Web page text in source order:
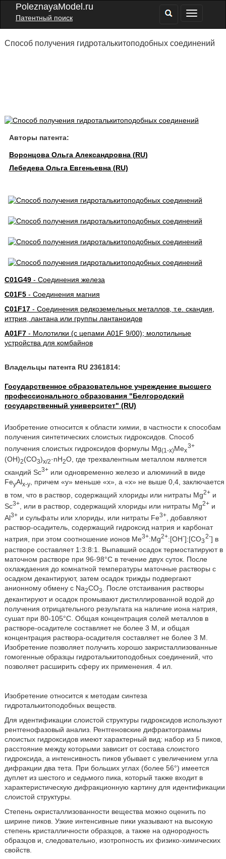
PoleznayaModel.ru
Патентный поиск
Способ получения гидроталькитоподобных соединений
Авторы патента:
Воронцова Ольга Александровна (RU)
Лебедева Ольга Евгеньевна (RU)
C01G49- Соединения железа
C01F5- Соединения магния
C01F17- Соединения редкоземельных металлов, т.е. скандия,
иттрия, лантана или группы лантаноидов
A01F7- Молотилки (с цепами A01F 9/00); молотильные
устройства для комбайнов
Владельцы патента RU 2361814:
Государственное образовательное учреждение высшего
профессионального образования "Белгородский
государственный университет" (RU)
Изобретение относится к области химии, в частности к способам
получения синтетических слоистых гидроксидов. Способ
получения слоистых гидроксидов формулы Mg(1-x)Mex
3+
(OH)2(CO3)x/2·nH2O, где трехвалентным металлом является
скандий Sc3+или одновременно железо и алюминий в виде
FeyAlx-y, причем «у» меньше «х», а «х» не выше 0,4, заключается
в том, что в раствор, содержащий хлориды или нитраты Mg2+и
Sc3+, или в раствор, содержащий хлориды или нитраты Mg2+и
Al3+и сульфаты или хлориды, или нитраты Fe3+, добавляют
раствор-осадитель, содержащий гидроксид натрия и карбонат
натрия, при этом соотношение ионов Me3+:Mg2+:[ОН-]:[СО3
2-] в
растворе составляет 1:3:8:1. Выпавший осадок термостатируют в
маточном растворе при 96-98°С в течение двух суток. После
охлаждаения до комнатной температуры маточные растворы с
осадком декантируют, затем осадок трижды подвергают
анионному обмену с Na2CO3
. После отстаивания растворы
декантируют и осадок промывают дистиллированной водой до
получения отрицательного результата на наличие иона натрия,
сушат при 80-105°С. Общая концентрация солей металлов в
растворе-осадителе составляет не более 3 М, и общая
концентрация раствора-осадителя составляет не более 3 М.
Изобретение позволяет получить хорошо закристаллизованные
гомогенные образцы гидроталькитоподобных соединений, что
позволяет расширить сферу их применения. 4 ил.
Изобретение относится к методам синтеза
гидроталькитоподобных веществ.
Для идентификации слоистой структуры гидроксидов используют
рентгенофазовый анализ. Рентгеновские дифрактограммы
слоистых гидроксидов имеют характерный вид: набор из 5 пиков,
расстояние между которыми зависит от состава слоистого
гидроксида, а интенсивность пиков убывает с увеличением угла
дифракции два тета. При больших углах (более 56°) имеется
дуплет из шестого и седьмого пика, который также входит в
характеристическую дифракционную картину для идентификации
слоистой структуры.
Степень окристаллизованности вещества можно оценить по
ширине пиков. Узкие интенсивные пики указывают на высокую
степень кристалличности образцов, а также на однородность
образцов и, следовательно, изотропность их физико-химических
свойств.